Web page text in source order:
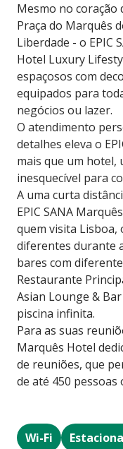
Mesmo no coração
Praça do Marquês
Liberdade - o EPIC
Hotel Luxury
espaçosos com
equipados para
negócios ou lazer.
O atendimento
detalhes eleva o
mais que um hotel,
inesquecível para
A uma curta
EPIC SANA
quem visita Lisboa,
diferentes durante
bares com
Restaurante
Asian Lounge &
piscina infinita.
Para as suas
Marquês Hotel
de reuniões, que
de até 450 pessoas
Wi-Fi